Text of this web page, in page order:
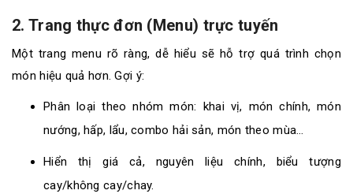
2. Trang thực đơn (Menu) trực tuyến
Một trang menu rõ ràng, dễ hiểu sẽ hỗ trợ quá trình chọn
món hiệu quả hơn. Gợi ý:
Phân loại theo nhóm món: khai vị, món chính, món
nướng, hấp, lẩu, combo hải sản, món theo mùa…
Hiển thị giá cả, nguyên liệu chính, biểu tượng
cay/không cay/chay.